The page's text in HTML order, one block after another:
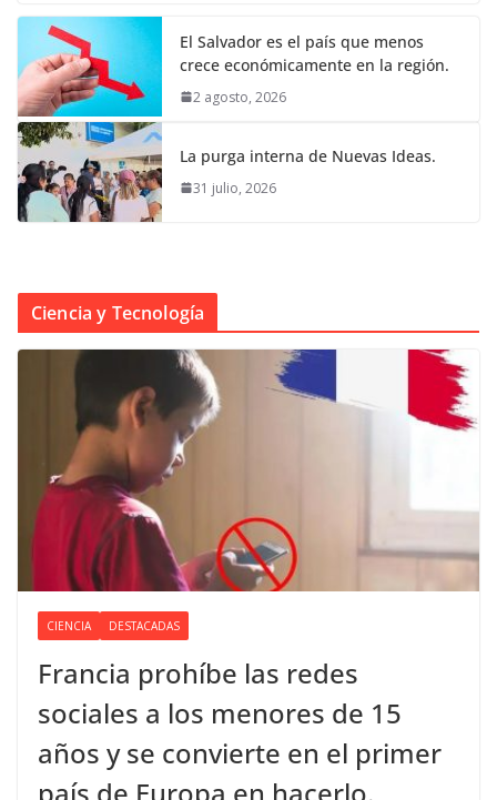
El Salvador es el país que menos
crece económicamente en la región.
2 agosto, 2026
La purga interna de Nuevas Ideas.
31 julio, 2026
Ciencia y Tecnología
CIENCIA DESTACADAS
Francia prohíbe las redes
sociales a los menores de 15
años y se convierte en el primer